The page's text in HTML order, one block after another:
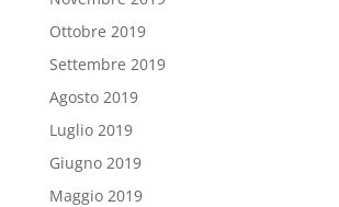
Ottobre 2019
Settembre 2019
Agosto 2019
Luglio 2019
Giugno 2019
Maggio 2019